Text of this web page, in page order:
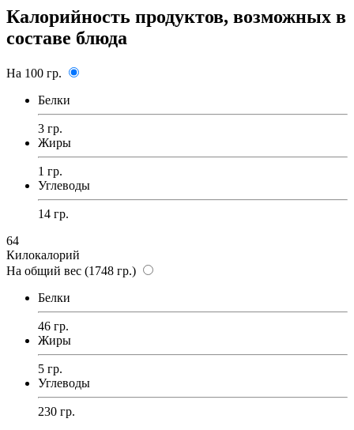
Калорийность продуктов, возможных в
составе блюда
На 100 гр.
Белки
3 гр.
Жиры
1 гр.
Углеводы
14 гр.
64
Килокалорий
На общий вес (1748 гр.)
Белки
46 гр.
Жиры
5 гр.
Углеводы
230 гр.